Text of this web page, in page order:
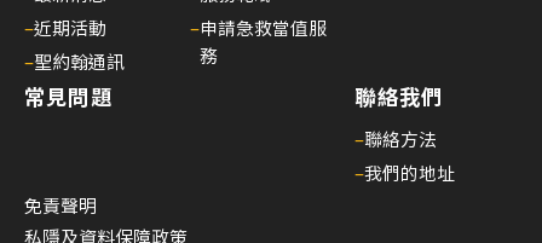
–近期活動
–聖約翰通訊
–申請急救當值服
務
常見問題 聯絡我們
–聯絡方法
–我們的地址
免責聲明
私隱及資料保障政策